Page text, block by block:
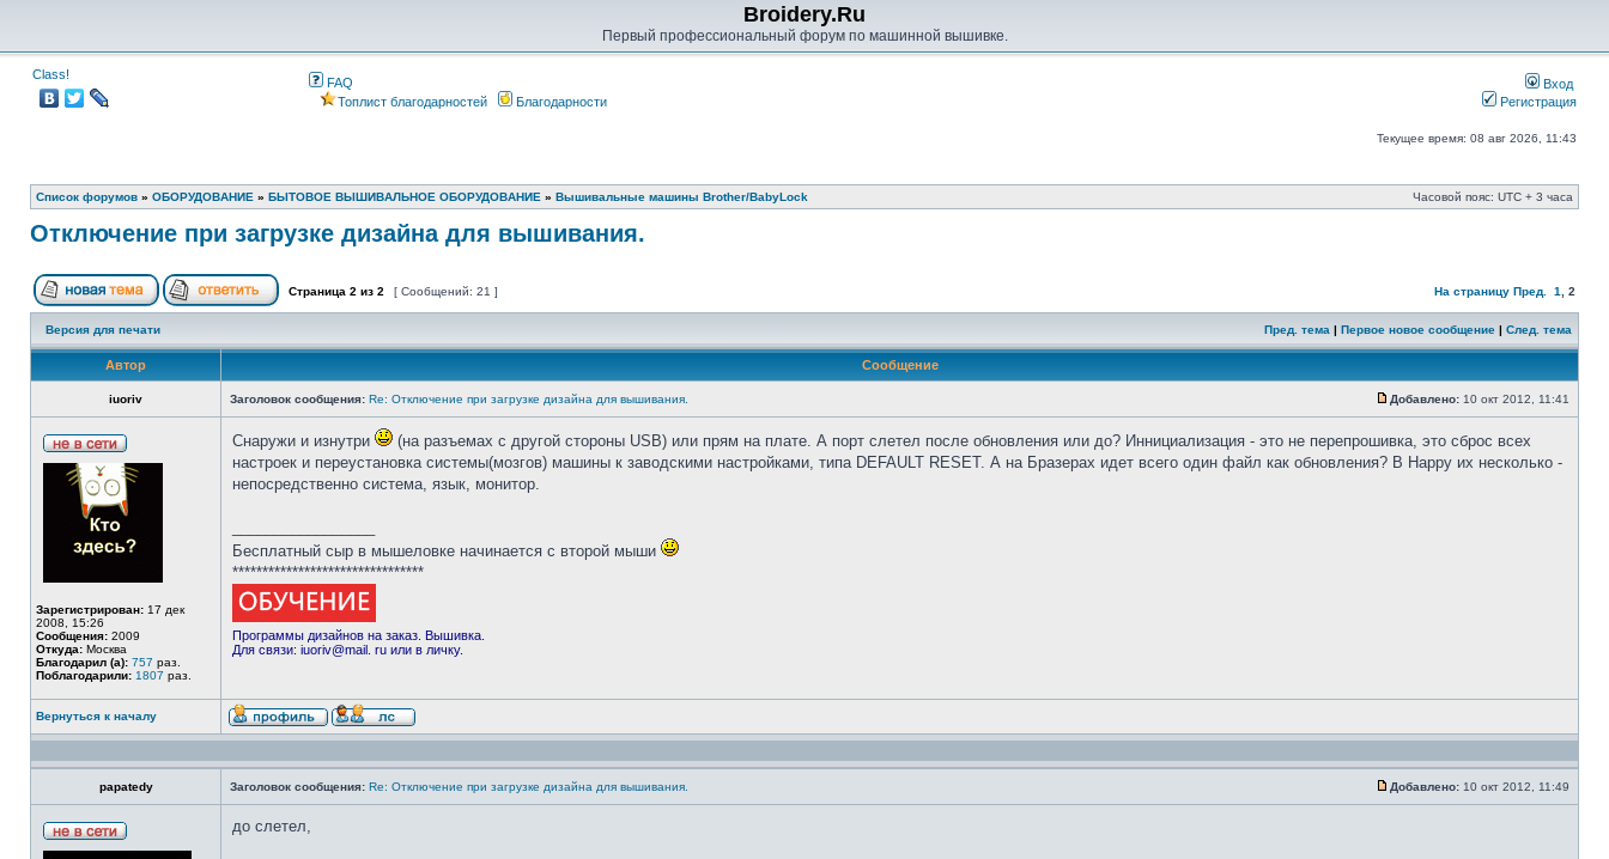
Broidery.Ru
Первый профессиональный форум по машинной вышивке.
Class!
FAQ
Топлист благодарностей
Благодарности
Вход
Регистрация
Текущее время: 08 авг 2026, 11:43
Список форумов » ОБОРУДОВАНИЕ » БЫТОВОЕ ВЫШИВАЛЬНОЕ ОБОРУДОВАНИЕ » Вышивальные машины Brother/BabyLock Часовой пояс: UTC + 3 часа
Отключение при загрузке дизайна для вышивания.
Страница 2 из 2 [ Сообщений: 21 ] На страницу Пред. 1 2
Версия для печати Пред. тема | Первое новое сообщение | След. тема
Автор Сообщение
iuoriv Заголовок сообщения: Re: Отключение при загрузке дизайна для вышивания. Добавлено: 10 окт 2012, 11:41
Зарегистрирован: 17 дек
2008, 15:26
Сообщения: 2009
Откуда: Москва
Благодарил (а): 757 раз.
Поблагодарили: 1807 раз.
Снаружи и изнутри
(на разъемах с другой стороны USB) или прям на плате. А порт слетел после обновления или до? Иннициализация - это не перепрошивка, это сброс всех
настроек и переустановка системы(мозгов) машины к заводскими настройками, типа DEFAULT RESET. А на Бразерах идет всего один файл как обновления? В Happy их несколько -
непосредственно система, язык, монитор.
Бесплатный сыр в мышеловке начинается с второй мыши
********************************
Программы дизайнов на заказ. Вышивка.
Для связи: iuoriv@mail. ru или в личку.
Вернуться к началу
papatedy Заголовок сообщения: Re: Отключение при загрузке дизайна для вышивания. Добавлено: 10 окт 2012, 11:49
до слетел,